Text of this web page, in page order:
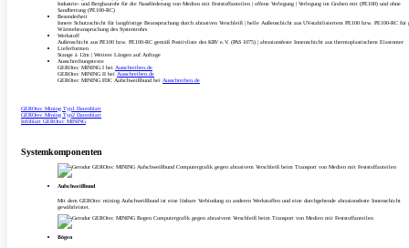
Industrie- und Bergbaurohr für die Nassförderung von Medien mit Feststoffanteilen | offene Verlegung | Verlegung im Graben mit (PE100) und ohne
Sandbettung (PE100-RC)
Besonderheit
Innere Schutzschicht für langfristige Beanspruchung durch abrasiven Verschleiß | helle Außenschicht aus UV-stabilisiertem PE100 bzw. PE100-RC für
Wärmebeanspruchung des Systemrohrs
Werkstoff
Außenschicht aus PE100 bzw. PE100-RC gemäß Positivliste des KRV e.V. (PAS 1075) | abrasionsfeste Innenschicht aus thermoplastischem Elastomer
Lieferformen
Stange à 12m | Weitere Längen auf Anfrage
Ausschreibungstexte
GEROtec MINING I bei Ausschreiben.de
GEROtec MINING II beiAusschreiben.de
GEROtec MINING FDC Aufschweißbund bei Ausschreiben.de
GEROtec Mining Typ1 Datenblatt
GEROtec Mining Typ2 Datenblatt
Infoblatt GEROtec MINING
Systemkomponenten
Aufschweißbund
Mit dem GEROtec mining Aufschweißbund ist eine lösbare Verbindung zu anderen Werkstoffen und eine durchgehende abrasionsfeste Innenschicht
gewährleistet.
Bögen